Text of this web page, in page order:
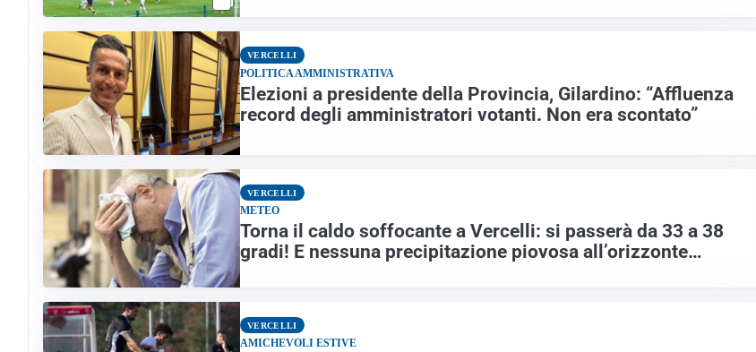
VERCELLI
POLITICA AMMINISTRATIVA
Elezioni a presidente della Provincia, Gilardino: “Affluenza
record degli amministratori votanti. Non era scontato”
VERCELLI
METEO
Torna il caldo soffocante a Vercelli: si passerà da 33 a 38
gradi! E nessuna precipitazione piovosa all’orizzonte…
VERCELLI
AMICHEVOLI ESTIVE